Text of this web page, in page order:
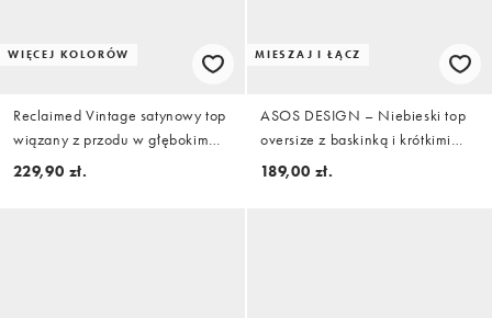
WIĘCEJ KOLORÓW
Reclaimed Vintage satynowy top
wiązany z przodu w głębokim
rdzawym kolorze
229,90 zł.
MIESZAJ I ŁĄCZ
ASOS DESIGN – Niebieski top
oversize z baskinką i krótkimi
rękawami w kratę
189,00 zł.